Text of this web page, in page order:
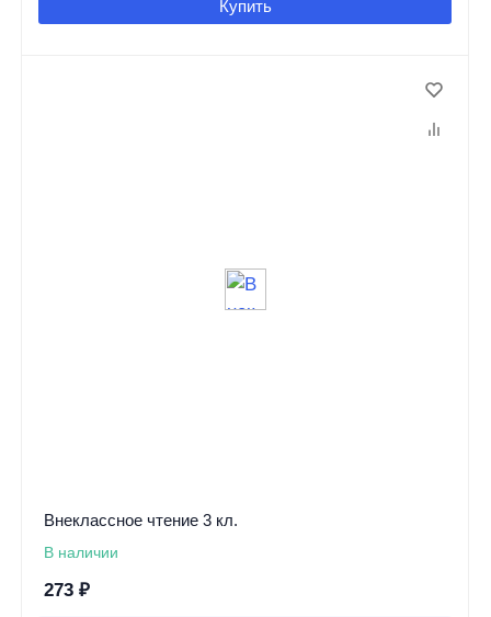
Купить
Внеклассное чтение 3 кл.
В наличии
273 ₽